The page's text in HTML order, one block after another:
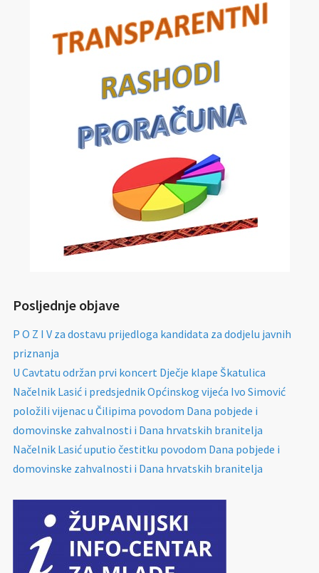
Posljednje objave
P O Z I V za dostavu prijedloga kandidata za dodjelu javnih
priznanja
U Cavtatu održan prvi koncert Dječje klape Škatulica
Načelnik Lasić i predsjednik Općinskog vijeća Ivo Simović
položili vijenac u Čilipima povodom Dana pobjede i
domovinske zahvalnosti i Dana hrvatskih branitelja
Načelnik Lasić uputio čestitku povodom Dana pobjede i
domovinske zahvalnosti i Dana hrvatskih branitelja